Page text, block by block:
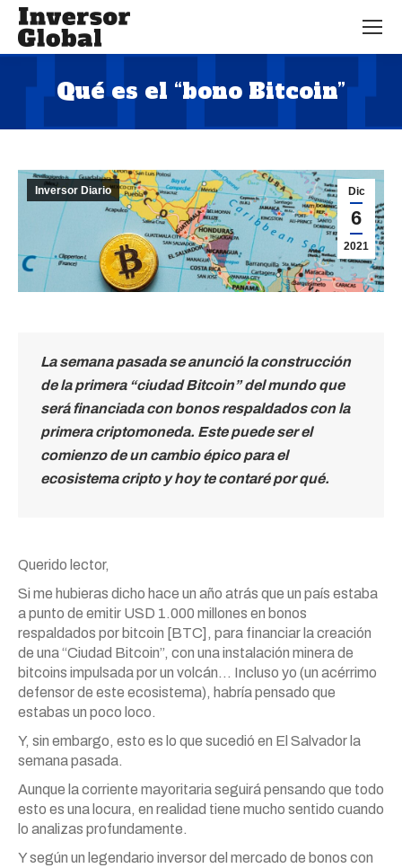
Qué es el “bono Bitcoin”
Dic
6
2021
Inversor Diario
La semana pasada se anunció la construcción
de la primera “ciudad Bitcoin” del mundo que
será financiada con bonos respaldados con la
primera criptomoneda. Este puede ser el
comienzo de un cambio épico para el
ecosistema cripto y hoy te contaré por qué.
Querido lector,
Si me hubieras dicho hace un año atrás que un país estaba
a punto de emitir USD 1.000 millones en bonos
respaldados por bitcoin [BTC], para financiar la creación
de una “Ciudad Bitcoin”, con una instalación minera de
bitcoins impulsada por un volcán… Incluso yo (un acérrimo
defensor de este ecosistema), habría pensado que
estabas un poco loco.
Y, sin embargo, esto es lo que sucedió en El Salvador la
semana pasada.
Aunque la corriente mayoritaria seguirá pensando que todo
esto es una locura, en realidad tiene mucho sentido cuando
lo analizas profundamente.
Y según un legendario inversor del mercado de bonos con